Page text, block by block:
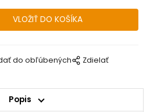
do obľúbených Zdielať
Popis